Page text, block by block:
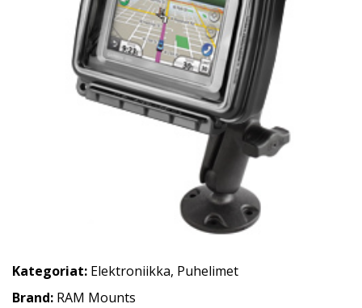
Kategoriat: Elektroniikka, Puhelimet
Brand: RAM Mounts